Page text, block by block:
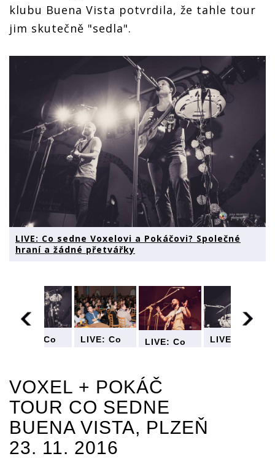
klubu Buena Vista potvrdila, že tahle tour
jim skutečně "sedla".
LIVE: Co sedne Voxelovi a Pokáčovi? Společné
hraní a žádné přetvářky
LIVE: Co
Společné
hraní a
žádné
přetvářky
LIVE: Co
Společné
hraní a
žádné
přetvářky
LIVE: Co
Pokáčovi?
Společné
žádné
přetvářky
LIVE: Co
VOXEL + POKÁČ
TOUR CO SEDNE
BUENA VISTA, PLZEŇ
23. 11. 2016